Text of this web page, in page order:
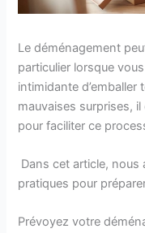
Le déménagement
particulier lorsque
intimidante
mauvaises surprises,
pour faciliter ce
Dans cet article,
pratiques pour
Prévoyez votre